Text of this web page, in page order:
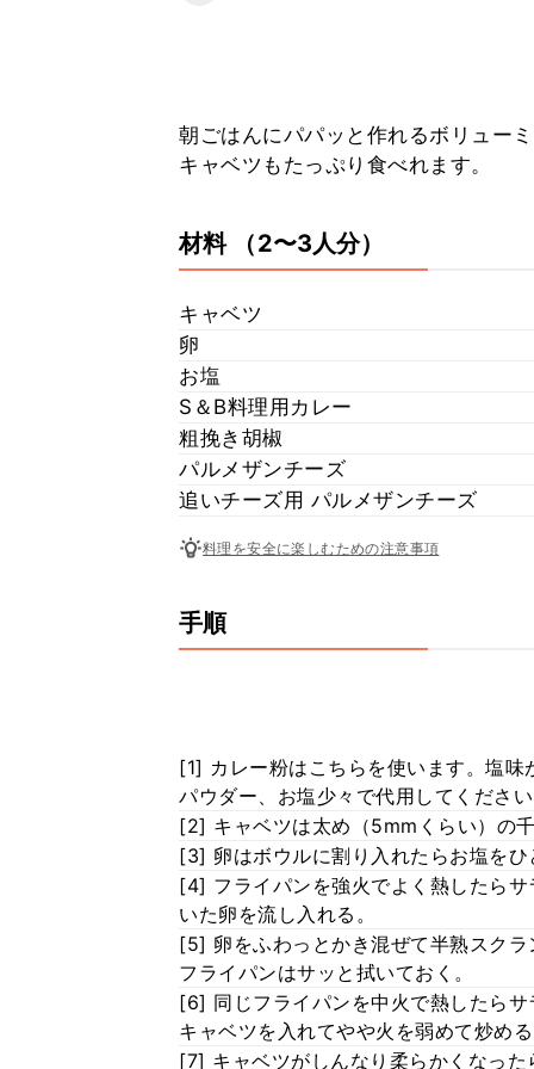
朝ごはんにパパッと作れるボリュー
キャベツもたっぷり食べれます。
材料 （2〜3人分）
キャベツ
卵
お塩
S＆B料理用カレー
粗挽き胡椒
パルメザンチーズ
追いチーズ用 パルメザンチーズ
料理を安全に楽しむための注意事項
手順
[1] カレー粉はこちらを使います。塩
パウダー、お塩少々で代用してください
[2] キャベツは太め（5mmくらい）の
[3] 卵はボウルに割り入れたらお塩を
[4] フライパンを強火でよく熱したら
いた卵を流し入れる。
[5] 卵をふわっとかき混ぜて半熟スク
フライパンはサッと拭いておく。
[6] 同じフライパンを中火で熱したら
キャベツを入れてやや火を弱めて炒め
[7] キャベツがしんなり柔らかくなっ